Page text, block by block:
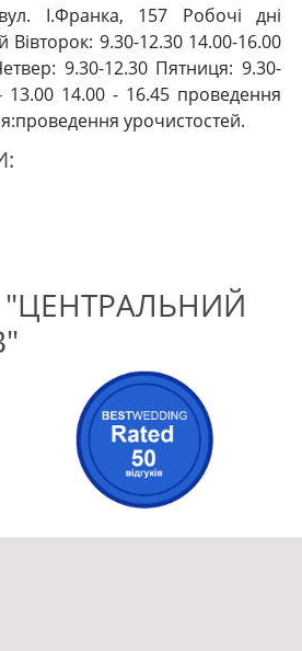
І.Франка, 157 Робочі дні
Вівторок: 9.30-12.30 14.00-16.00
9.30-12.30 Пятниця: 9.30-
13.00 14.00 - 16.45 проведення
урочистостей.